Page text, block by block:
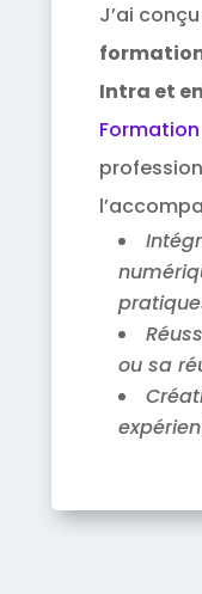
J’ai
Intra et
Formation
ou sa